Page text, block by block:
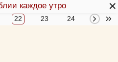
22 23 24
каждое утро ✕